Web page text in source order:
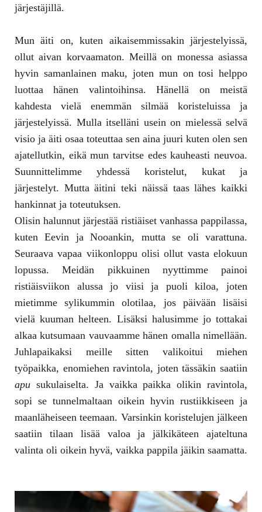
järjestäjillä.
Mun äiti on, kuten aikaisemmissakin järjestelyissä,
ollut aivan korvaamaton. Meillä on monessa asiassa
hyvin samanlainen maku, joten mun on tosi helppo
luottaa hänen valintoihinsa. Hänellä on meistä
kahdesta vielä enemmän silmää koristeluissa ja
järjestelyissä. Mulla itselläni usein on mielessä selvä
visio ja äiti osaa toteuttaa sen aina juuri kuten olen sen
ajatellutkin, eikä mun tarvitse edes kauheasti neuvoa.
Suunnittelimme yhdessä koristelut, kukat ja
järjestelyt. Mutta äitini teki näissä taas lähes kaikki
hankinnat ja toteutuksen.
Olisin halunnut järjestää ristiäiset vanhassa pappilassa,
kuten Eevin ja Nooankin, mutta se oli varattuna.
Seuraava vapaa viikonloppu olisi ollut vasta elokuun
lopussa. Meidän pikkuinen nyyttimme painoi
ristiäisviikon alussa jo viisi ja puoli kiloa, joten
mietimme sylikummin olotilaa, jos päivään lisäisi
vielä kuuman helteen. Lisäksi halusimme jo tottakai
alkaa kutsumaan vauvaamme hänen omalla nimellään.
Juhlapaikaksi meille sitten valikoitui miehen
työpaikka, enomiehen ravintola, joten tässäkin saatiin
apu sukulaiselta. Ja vaikka paikka olikin ravintola,
sopi se tunnelmaltaan oikein hyvin rustiikkiseen ja
maanläheiseen teemaan. Varsinkin koristelujen jälkeen
saatiin tilaan lisää valoa ja jälkikäteen ajateltuna
valinta oli oikein hyvä, vaikka pappila jäikin saamatta.